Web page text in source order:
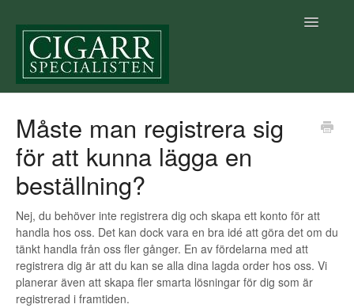
Toggle
Cigarrkunskap
Betalning & Leverans
Villkor
Vår e-handel
Måste man registrera sig
för att kunna lägga en
beställning?
Nej, du behöver inte registrera dig och skapa ett konto för att
handla hos oss. Det kan dock vara en bra idé att göra det om du
tänkt handla från oss fler gånger. En av fördelarna med att
registrera dig är att du kan se alla dina lagda order hos oss. Vi
planerar även att skapa fler smarta lösningar för dig som är
registrerad i framtiden.